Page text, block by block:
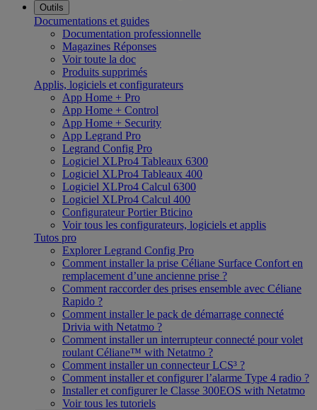
Outils
Documentations et guides
Documentation professionnelle
Magazines Réponses
Voir toute la doc
Produits supprimés
Applis, logiciels et configurateurs
App Home + Pro
App Home + Control
App Home + Security
App Legrand Pro
Legrand Config Pro
Logiciel XLPro4 Tableaux 6300
Logiciel XLPro4 Tableaux 400
Logiciel XLPro4 Calcul 6300
Logiciel XLPro4 Calcul 400
Configurateur Portier Bticino
Voir tous les configurateurs, logiciels et applis
Tutos pro
Explorer Legrand Config Pro
Comment installer la prise Céliane Surface Confort en
remplacement d’une ancienne prise ?
Comment raccorder des prises ensemble avec Céliane
Rapido ?
Comment installer le pack de démarrage connecté
Drivia with Netatmo ?
Comment installer un interrupteur connecté pour volet
roulant Céliane™ with Netatmo ?
Comment installer un connecteur LCS³ ?
Comment installer et configurer l’alarme Type 4 radio ?
Installer et configurer le Classe 300EOS with Netatmo
Voir tous les tutoriels